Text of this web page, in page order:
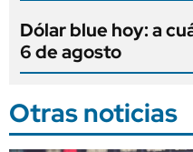
Dólar blue hoy: a
6 de agosto
Otras noticias